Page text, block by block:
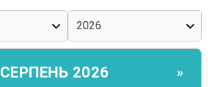
СЕРПЕНЬ 2026 »